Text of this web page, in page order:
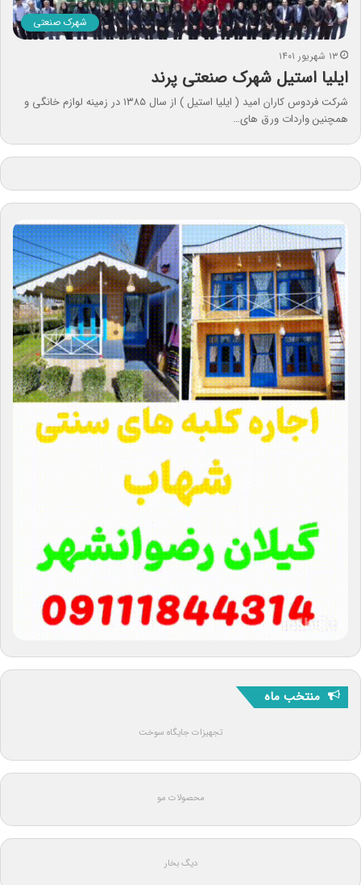
شهرک صنعتی
۱۳ شهریور ۱۴۰۱
ایلیا استیل شهرک صنعتی پرند
شرکت فردوس کاران امید ( ایلیا استیل ) از سال ۱۳۸۵ در زمینه لوازم خانگی و
همچنین واردات ورق های…
منتخب ماه
تجهیزات جایگاه سوخت
محصولات مو
دیگ بخار